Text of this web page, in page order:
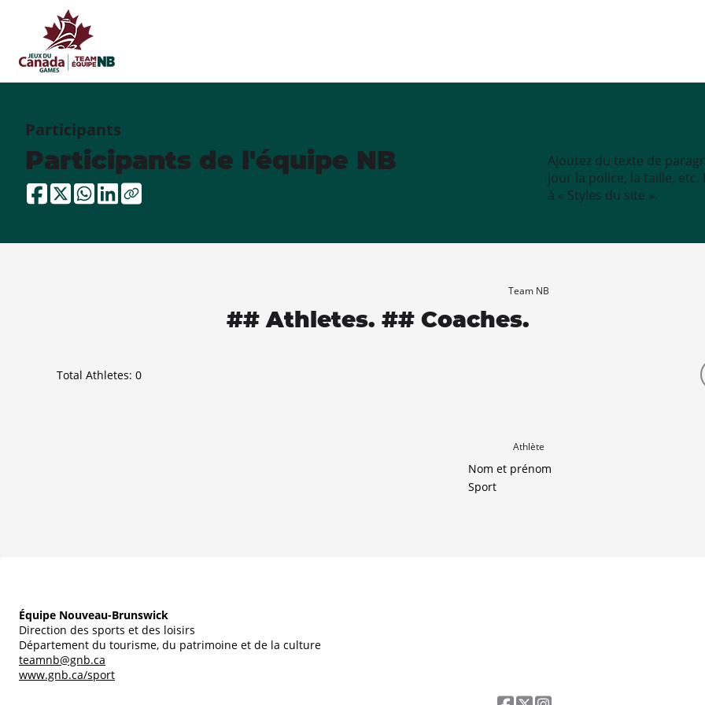
Participants
Participants de l'équipe NB
Ajoutez du texte de
jour la police, la taille,
à « Styles du site ».
Team NB
## Athletes. ## Coaches.
Total Athletes: 0
Athlète
Nom et prénom
Sport
Équipe Nouveau-Brunswick
Direction des sports et des loisirs
Département du tourisme, du patrimoine et de la culture
teamnb@gnb.ca
www.gnb.ca/sport